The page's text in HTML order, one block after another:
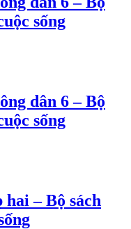
sống
dân 6 – Bộ
sống
hai – Bộ sách